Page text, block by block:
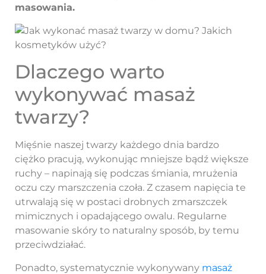
masowania.
Dlaczego warto
wykonywać masaż
twarzy?
Mięśnie naszej twarzy każdego dnia bardzo
ciężko pracują, wykonując mniejsze bądź większe
ruchy – napinają się podczas śmiania, mrużenia
oczu czy marszczenia czoła. Z czasem napięcia te
utrwalają się w postaci drobnych zmarszczek
mimicznych i opadającego owalu. Regularne
masowanie skóry to naturalny sposób, by temu
przeciwdziałać.
Ponadto, systematycznie wykonywany masaż